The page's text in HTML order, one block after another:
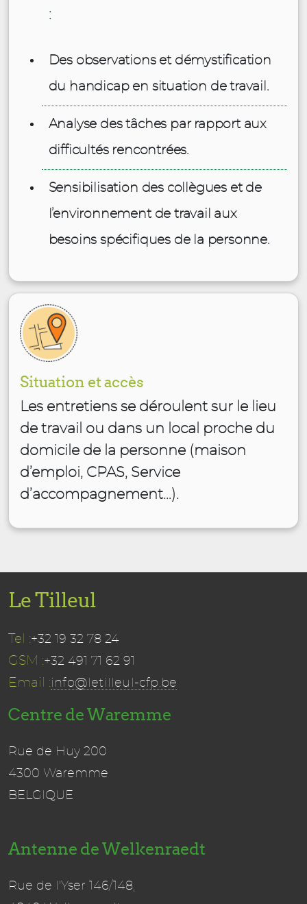
:
Des observations et démystification
du handicap en situation de travail.
Analyse des tâches par rapport aux
difficultés rencontrées.
Sensibilisation des collègues et de
l’environnement de travail aux
besoins spécifiques de la personne.
Situation et accès
Les entretiens se déroulent sur le lieu
de travail ou dans un local proche du
domicile de la personne (maison
d’emploi, CPAS, Service
d’accompagnement…).
Le Tilleul
Tel :+32 19 32 78 24
GSM :+32 491 71 62 91
Email :info@letilleul-cfp.be
Centre de Waremme
Rue de Huy 200
4300 Waremme
BELGIQUE
Antenne de Welkenraedt
Rue de l'Yser 146/148,